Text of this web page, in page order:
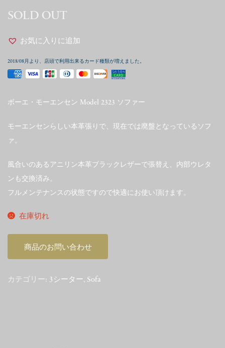
SOLD OUT
お気に入りに追加
2018/08月より、店頭で利用出来るカード種類が増えました。
ボーエ・モーエンセン Model 2323 ソファー
モーエンセンらしい本革張りで、現在では廃盤となっているソフ
ァ。
風合いのあるアニリン本革ブラックレザーで張替え、内部ウレタ
ンも交換済み。
フルメンテナンスの状態ですので快適にお使い頂けます。
在庫切れ
商品のお問い合わせ
カテゴリー: 3シーター, Sofa